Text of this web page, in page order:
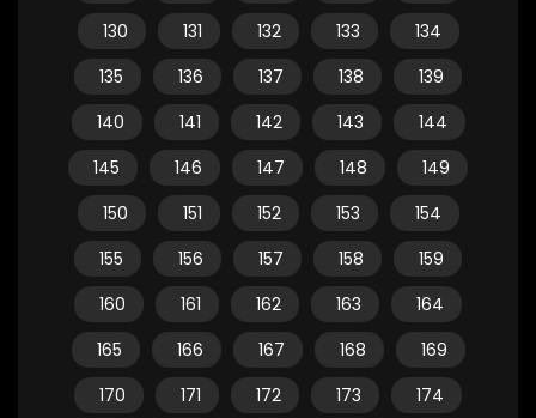
130
131 132 133
134
135
136 137 138
139
140
141 142 143
144
145
146 147 148
149
150
151 152 153
154
155
156 157 158
159
160
161 162 163
164
165
166 167 168
169
170
171 172 173
174